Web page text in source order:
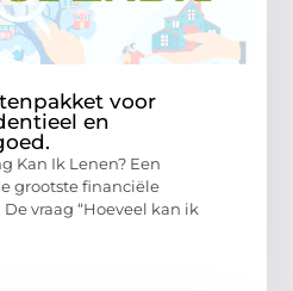
voor
en
Kan Ik Lenen? Een
grootste financiële
vraag “Hoeveel kan ik